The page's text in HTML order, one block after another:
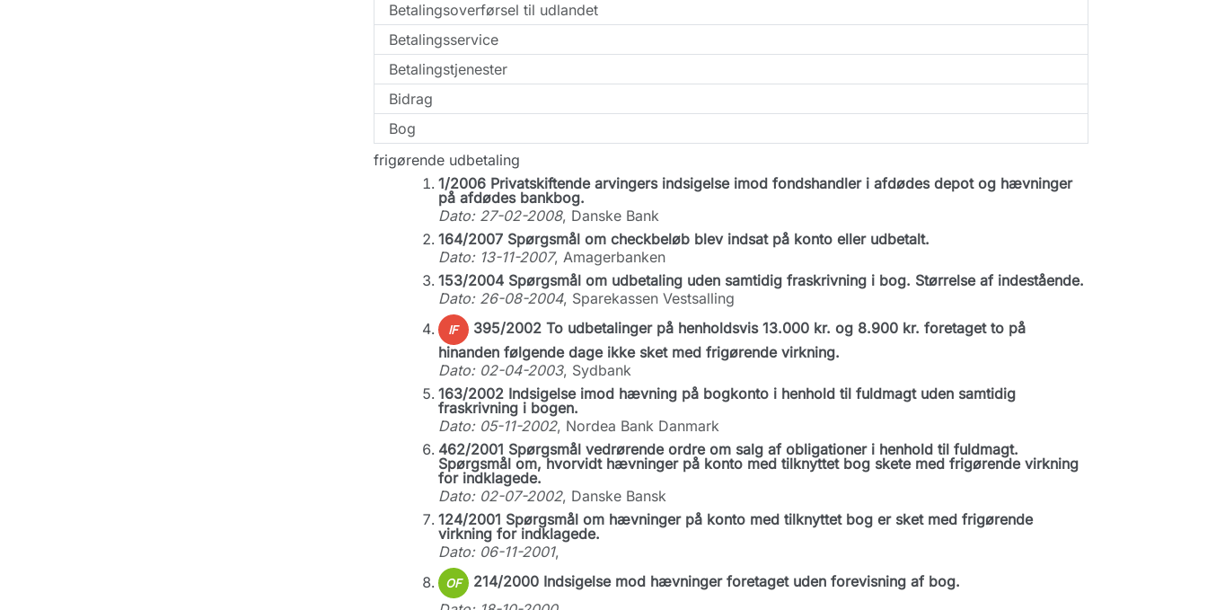
Betalingsoverførsel til udlandet
Betalingsservice
Betalingstjenester
Bidrag
Bog
frigørende udbetaling
1/2006 Privatskiftende arvingers indsigelse imod fondshandler i afdødes depot og hævninger
på afdødes bankbog.
Dato: 27-02-2008, Danske Bank
164/2007 Spørgsmål om checkbeløb blev indsat på konto eller udbetalt.
Dato: 13-11-2007, Amagerbanken
153/2004 Spørgsmål om udbetaling uden samtidig fraskrivning i bog. Størrelse af indestående.
Dato: 26-08-2004, Sparekassen Vestsalling
IF
395/2002 To udbetalinger på henholdsvis 13.000 kr. og 8.900 kr. foretaget to på
hinanden følgende dage ikke sket med frigørende virkning.
Dato: 02-04-2003, Sydbank
163/2002 Indsigelse imod hævning på bogkonto i henhold til fuldmagt uden samtidig
fraskrivning i bogen.
Dato: 05-11-2002, Nordea Bank Danmark
462/2001 Spørgsmål vedrørende ordre om salg af obligationer i henhold til fuldmagt.
Spørgsmål om, hvorvidt hævninger på konto med tilknyttet bog skete med frigørende virkning
for indklagede.
Dato: 02-07-2002, Danske Bansk
124/2001 Spørgsmål om hævninger på konto med tilknyttet bog er sket med frigørende
virkning for indklagede.
Dato: 06-11-2001,
OF
214/2000 Indsigelse mod hævninger foretaget uden forevisning af bog.